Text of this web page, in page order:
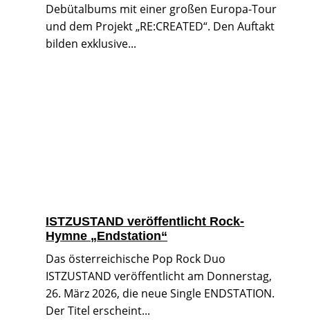
Debütalbums mit einer großen Europa-Tour
und dem Projekt „RE:CREATED“. Den Auftakt
bilden exklusive...
ISTZUSTAND veröffentlicht Rock-
Hymne „Endstation“
Das österreichische Pop Rock Duo
ISTZUSTAND veröffentlicht am Donnerstag,
26. März 2026, die neue Single ENDSTATION.
Der Titel erscheint...